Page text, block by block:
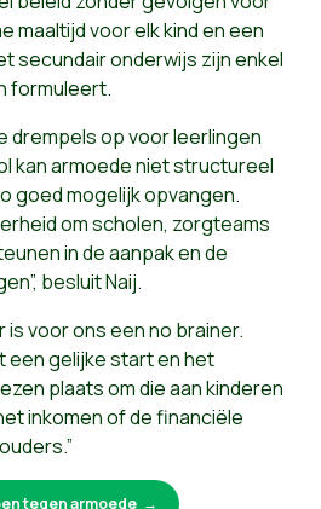
maaltijd voor elk kind en een
secundair onderwijs zijn enkel
formuleert.
drempels op voor leerlingen
kan armoede niet structureel
goed mogelijk opvangen.
om scholen, zorgteams
in de aanpak en de
besluit Naij.
is voor ons een no brainer.
een gelijke start en het
plaats om die aan kinderen
inkomen of de financiële
tegen armoede